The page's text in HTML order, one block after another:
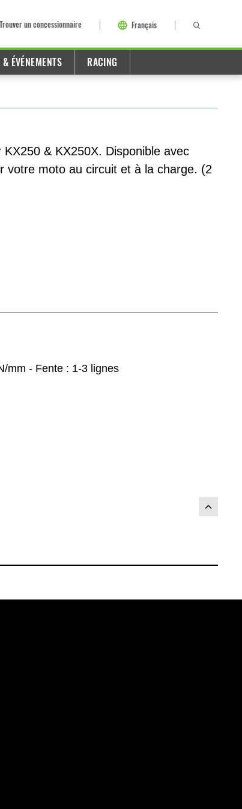
Trouver un concessionnaire Français
ÉVÉNEMENTS RACING
& KX250X. Disponible avec
votre moto au circuit et à la charge. (2
mm - Fente : 1-3 lignes